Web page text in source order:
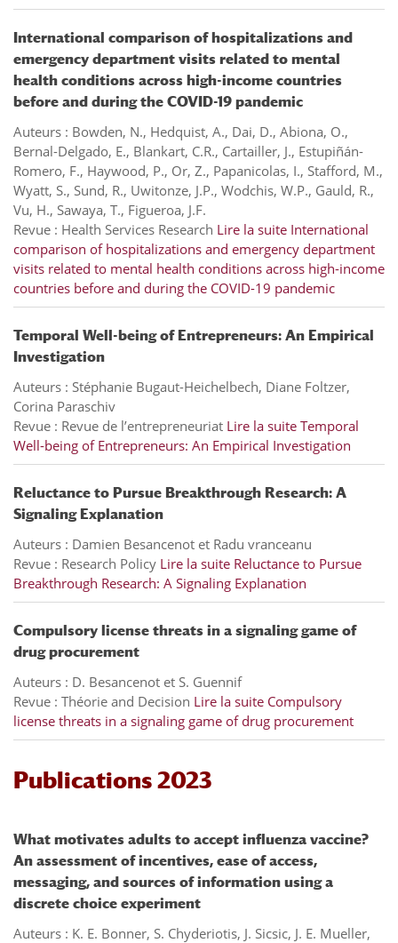
International comparison of hospitalizations and
emergency department visits related to mental
health conditions across high-income countries
before and during the COVID-19 pandemic
Auteurs : Bowden, N., Hedquist, A., Dai, D., Abiona, O.,
Bernal-Delgado, E., Blankart, C.R., Cartailler, J., Estupiñán-
Romero, F., Haywood, P., Or, Z., Papanicolas, I., Stafford, M.,
Wyatt, S., Sund, R., Uwitonze, J.P., Wodchis, W.P., Gauld, R.,
Vu, H., Sawaya, T., Figueroa, J.F.
Revue : Health Services Research Lire la suite International
comparison of hospitalizations and emergency department
visits related to mental health conditions across high-income
countries before and during the COVID-19 pandemic
Temporal Well-being of Entrepreneurs: An Empirical
Investigation
Auteurs : Stéphanie Bugaut-Heichelbech, Diane Foltzer,
Corina Paraschiv
Revue : Revue de l’entrepreneuriat Lire la suite Temporal
Well-being of Entrepreneurs: An Empirical Investigation
Reluctance to Pursue Breakthrough Research: A
Signaling Explanation
Auteurs : Damien Besancenot et Radu vranceanu
Revue : Research Policy Lire la suite Reluctance to Pursue
Breakthrough Research: A Signaling Explanation
Compulsory license threats in a signaling game of
drug procurement
Auteurs : D. Besancenot et S. Guennif
Revue : Théorie and Decision Lire la suite Compulsory
license threats in a signaling game of drug procurement
Publications 2023
What motivates adults to accept influenza vaccine?
An assessment of incentives, ease of access,
messaging, and sources of information using a
discrete choice experiment
Auteurs : K. E. Bonner, S. Chyderiotis, J. Sicsic, J. E. Mueller,